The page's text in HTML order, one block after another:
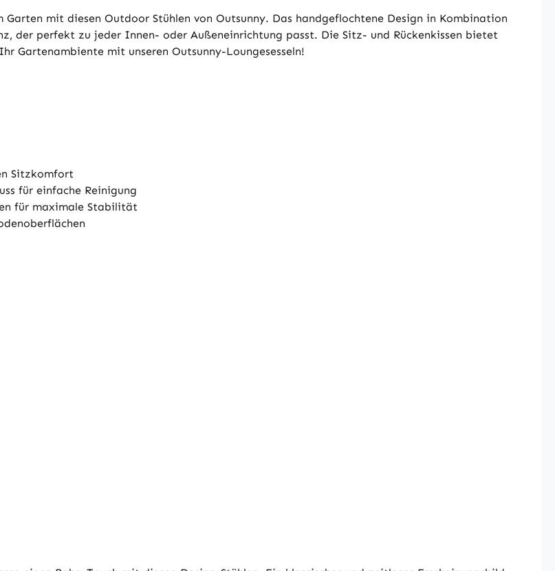
mit diesen Outdoor Stühlen von Outsunny. Das handgeflochtene Design in Kombination
der perfekt zu jeder Innen- oder Außeneinrichtung passt. Die Sitz- und Rückenkissen bietet
Gartenambiente mit unseren Outsunny-Loungesesseln!
Sitzkomfort
für einfache Reinigung
für maximale Stabilität